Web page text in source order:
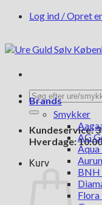
FortsætLog ind / Opret
Søg
efter:
Kundeservice:
Hverdage:
Kurv
Brands
Smykker
AG
Aqua
Flora